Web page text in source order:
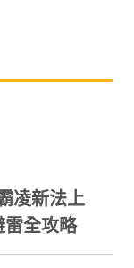
凌新法上
全攻略